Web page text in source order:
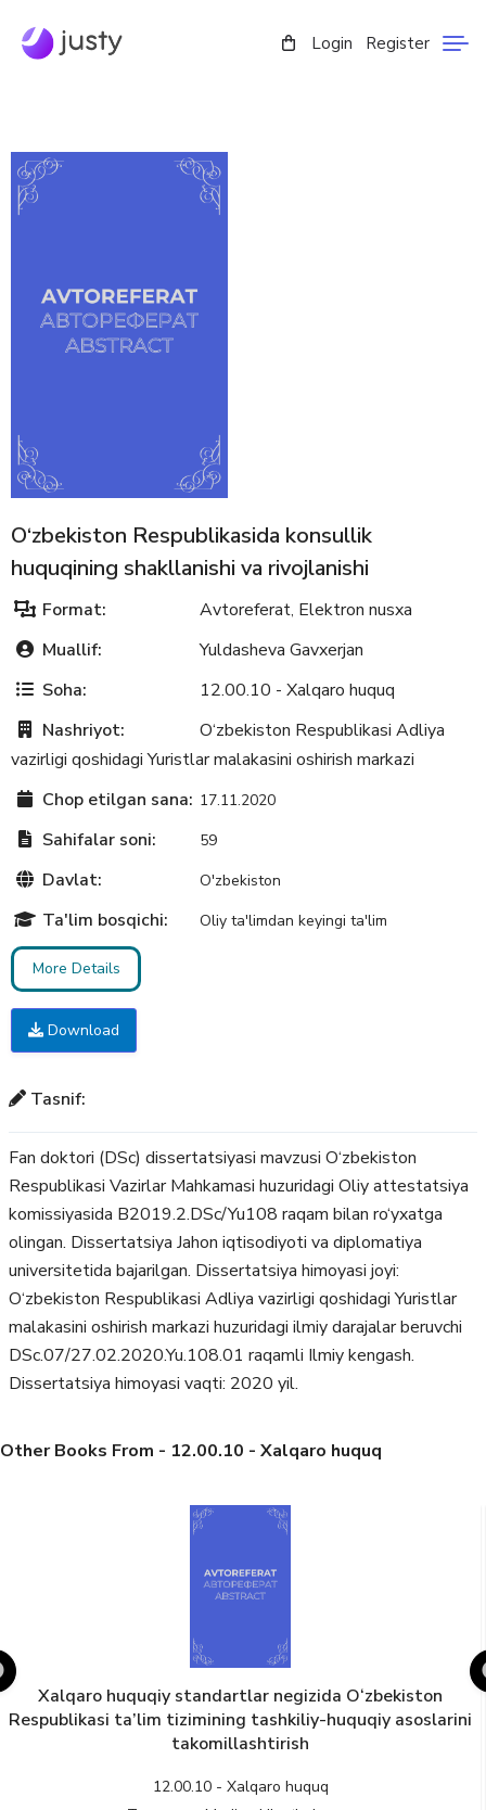
Login Register
O‘zbekiston Respublikasida konsullik
huquqining shakllanishi va rivojlanishi
Format: Avtoreferat, Elektron nusxa
Muallif:
Yuldasheva Gavxerjan
Soha:
12.00.10 - Xalqaro huquq
Nashriyot:
O‘zbekiston Respublikasi Adliya
vazirligi qoshidagi Yuristlar malakasini oshirish markazi
Chop etilgan sana: 17.11.2020
Sahifalar soni: 59
Davlat: O'zbekiston
Ta'lim bosqichi: Oliy ta'limdan keyingi ta'lim
More Details
Download
Tasnif:
Fan doktori (DSc) dissertatsiyasi mavzusi O‘zbekiston
Respublikasi Vazirlar Mahkamasi huzuridagi Oliy attestatsiya
komissiyasida B2019.2.DSc/Yu108 raqam bilan ro‘yxatga
olingan. Dissertatsiya Jahon iqtisodiyoti va diplomatiya
universitetida bajarilgan. Dissertatsiya himoyasi joyi:
O‘zbekiston Respublikasi Adliya vazirligi qoshidagi Yuristlar
malakasini oshirish markazi huzuridagi ilmiy darajalar beruvchi
DSc.07/27.02.2020.Yu.108.01 raqamli Ilmiy kengash.
Dissertatsiya himoyasi vaqti: 2020 yil.
Other Books From - 12.00.10 - Xalqaro huquq
Xalqaro huquqiy standartlar negizida O‘zbekiston
Respublikasi ta’lim tizimining tashkiliy-huquqiy asoslarini
takomillashtirish
12.00.10 - Xalqaro huquq